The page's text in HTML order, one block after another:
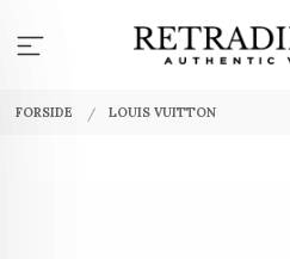
innholdet
FORSIDE LOUIS VUITTON